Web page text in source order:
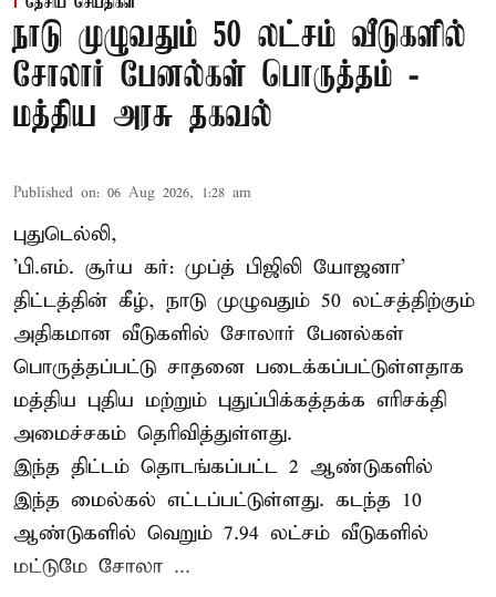
நாடு முழுவதும் 50 லட்சம் வீடுகளில்
சோலார் பேனல்கள் பொருத்தம் -
மத்திய அரசு தகவல்
Published on: 06 Aug 2026, 1:28 am
புதுடெல்லி,
'பி.எம். சூர்ய கர்: முப்த் பிஜிலி யோஜனா'
திட்டத்தின் கீழ், நாடு முழுவதும் 50 லட்சத்திற்கும்
அதிகமான வீடுகளில் சோலார் பேனல்கள்
பொருத்தப்பட்டு சாதனை படைக்கப்பட்டுள்ளதாக
மத்திய புதிய மற்றும் புதுப்பிக்கத்தக்க எரிசக்தி
அமைச்சகம் தெரிவித்துள்ளது.
இந்த திட்டம் தொடங்கப்பட்ட 2 ஆண்டுகளில்
இந்த மைல்கல் எட்டப்பட்டுள்ளது. கடந்த 10
ஆண்டுகளில் வெறும் 7.94 லட்சம் வீடுகளில்
மட்டுமே சோலா ...